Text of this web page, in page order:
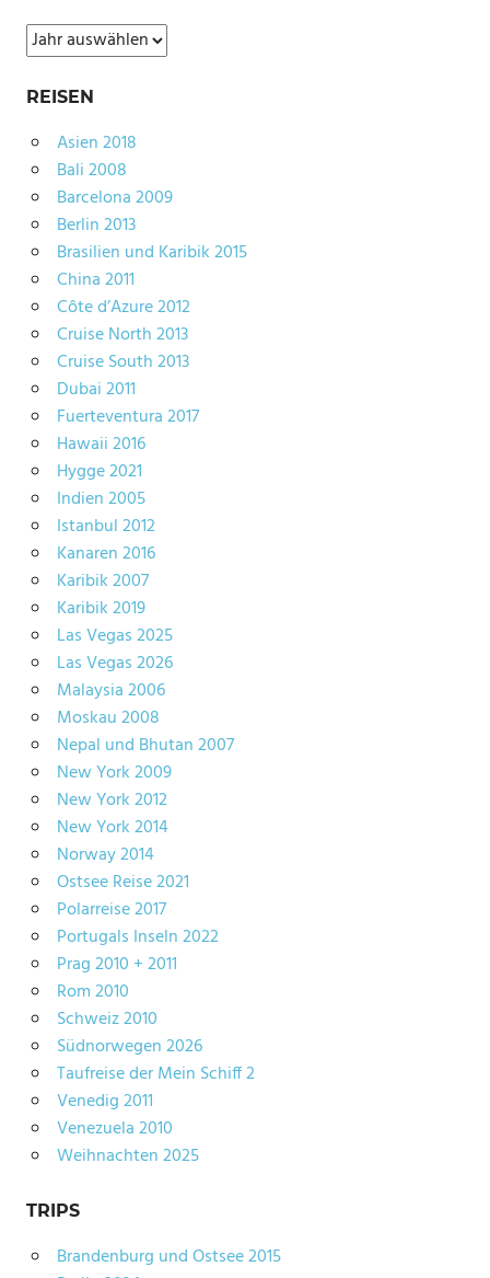
Archiv
REISEN
Asien 2018
Bali 2008
Barcelona 2009
Berlin 2013
Brasilien und Karibik 2015
China 2011
Côte d’Azure 2012
Cruise North 2013
Cruise South 2013
Dubai 2011
Fuerteventura 2017
Hawaii 2016
Hygge 2021
Indien 2005
Istanbul 2012
Kanaren 2016
Karibik 2007
Karibik 2019
Las Vegas 2025
Las Vegas 2026
Malaysia 2006
Moskau 2008
Nepal und Bhutan 2007
New York 2009
New York 2012
New York 2014
Norway 2014
Ostsee Reise 2021
Polarreise 2017
Portugals Inseln 2022
Prag 2010 + 2011
Rom 2010
Schweiz 2010
Südnorwegen 2026
Taufreise der Mein Schiff 2
Venedig 2011
Venezuela 2010
Weihnachten 2025
TRIPS
Brandenburg und Ostsee 2015